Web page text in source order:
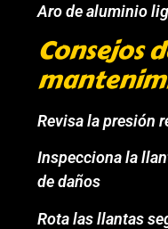
Aro de aluminio
Consejos
Revisa la presión
Inspecciona la
de daños
Rota las llantas